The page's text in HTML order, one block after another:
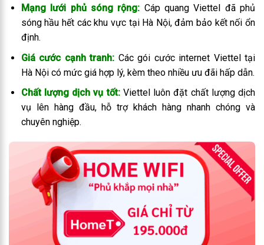
Mạng lưới phủ sóng rộng: Cáp quang Viettel đã phủ
sóng hầu hết các khu vực tại Hà Nội, đảm bảo kết nối ổn
định.
Giá cước cạnh tranh: Các gói cước internet Viettel tại
Hà Nội có mức giá hợp lý, kèm theo nhiều ưu đãi hấp dẫn.
Chất lượng dịch vụ tốt:Viettel luôn đặt chất lượng dịch
vụ lên hàng đầu, hỗ trợ khách hàng nhanh chóng và
chuyên nghiệp.